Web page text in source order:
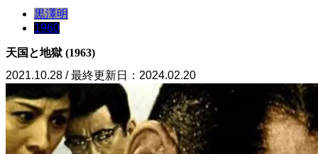
黒澤明
1960
天国と地獄 (1963)
2021.10.28 / 最終更新日：2024.02.20